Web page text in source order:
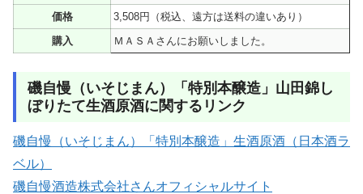
価格
3,508円（税込、遠方は送料の違いあり）
購入
ＭＡＳＡさんにお願いしました。
磯自慢（いそじまん）「特別本醸造」山田錦し
ぼりたて生酒原酒に関するリンク
磯自慢（いそじまん）「特別本醸造」生酒原酒（日本酒ラ
ベル）
磯自慢酒造株式会社さんオフィシャルサイト